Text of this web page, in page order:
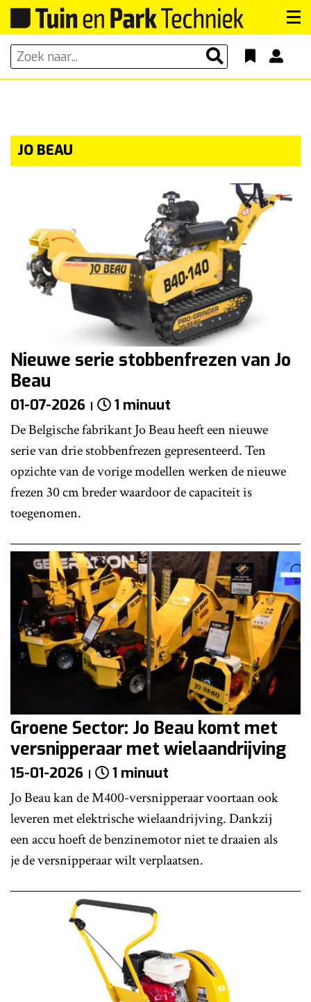
JO BEAU
Nieuwe serie stobbenfrezen van Jo
Beau
01-07-2026 1 minuut
De Belgische fabrikant Jo Beau heeft een nieuwe
serie van drie stobbenfrezen gepresenteerd. Ten
opzichte van de vorige modellen werken de nieuwe
frezen 30 cm breder waardoor de capaciteit is
toegenomen.
Groene Sector: Jo Beau komt met
versnipperaar met wielaandrijving
15-01-2026 1 minuut
Jo Beau kan de M400-versnipperaar voortaan ook
leveren met elektrische wielaandrijving. Dankzij
een accu hoeft de benzinemotor niet te draaien als
je de versnipperaar wilt verplaatsen.